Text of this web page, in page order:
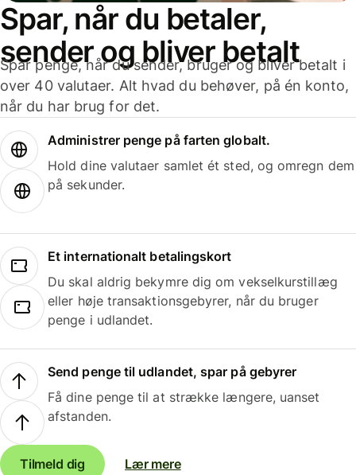
Spar, når du betaler,
sender og bliver betalt
Spar penge, når du sender, bruger og bliver betalt i
over 40 valutaer. Alt hvad du behøver, på én konto,
når du har brug for det.
Administrer penge på farten globalt.
Hold dine valutaer samlet ét sted, og omregn dem
på sekunder.
Et internationalt betalingskort
Du skal aldrig bekymre dig om vekselkurstillæg
eller høje transaktionsgebyrer, når du bruger
penge i udlandet.
Send penge til udlandet, spar på gebyrer
Få dine penge til at strække længere, uanset
afstanden.
Tilmeld dig Lær mere